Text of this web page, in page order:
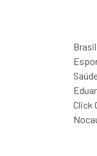
Brasil
Click